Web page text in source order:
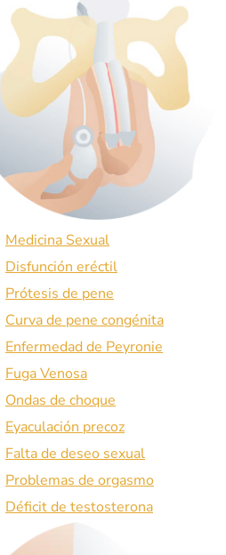
Medicina Sexual
Disfunción eréctil
Prótesis de pene
Curva de pene congénita
Enfermedad de Peyronie
Fuga Venosa
Ondas de choque
Eyaculación precoz
Falta de deseo sexual
Problemas de orgasmo
Déficit de testosterona